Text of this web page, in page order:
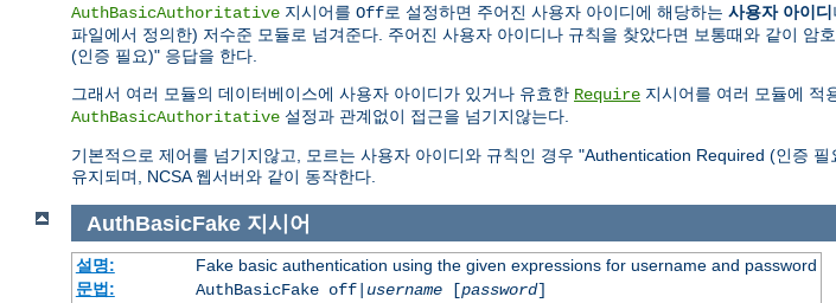
AuthBasicAuthoritative 지시어를 Off로 설정하면 주어진 사용자 아이디에 해당하는 사용자 아이디
파일에서 정의한) 저수준 모듈로 넘겨준다. 주어진 사용자 아이디나 규칙을 찾았다면 보통때와 같이 암
(인증 필요)" 응답을 한다.
그래서 여러 모듈의 데이터베이스에 사용자 아이디가 있거나 유효한 Require 지시어를 여러 모듈에 적
AuthBasicAuthoritative 설정과 관계없이 접근을 넘기지않는다.
기본적으로 제어를 넘기지않고, 모르는 사용자 아이디와 규칙인 경우 "Authentication Required (인증
유지되며, NCSA 웹서버와 같이 동작한다.
AuthBasicFake 지시어
설명:
Fake basic authentication using the given expressions for username and password
문법:
AuthBasicFake off| username[password]